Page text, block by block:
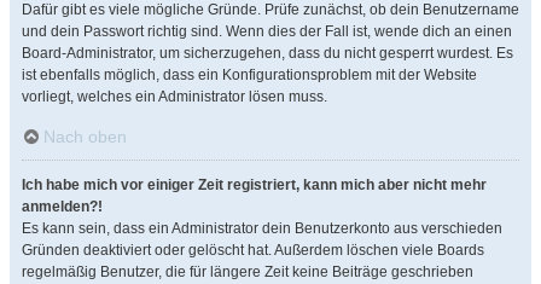
Dafür gibt es viele mögliche Gründe. Prüfe zunächst, ob dein Benutzername
und dein Passwort richtig sind. Wenn dies der Fall ist, wende dich an einen
Board-Administrator, um sicherzugehen, dass du nicht gesperrt wurdest. Es
ist ebenfalls möglich, dass ein Konfigurationsproblem mit der Website
vorliegt, welches ein Administrator lösen muss.
Nach oben
Ich habe mich vor einiger Zeit registriert, kann mich aber nicht mehr
anmelden?!
Es kann sein, dass ein Administrator dein Benutzerkonto aus verschieden
Gründen deaktiviert oder gelöscht hat. Außerdem löschen viele Boards
regelmäßig Benutzer, die für längere Zeit keine Beiträge geschrieben